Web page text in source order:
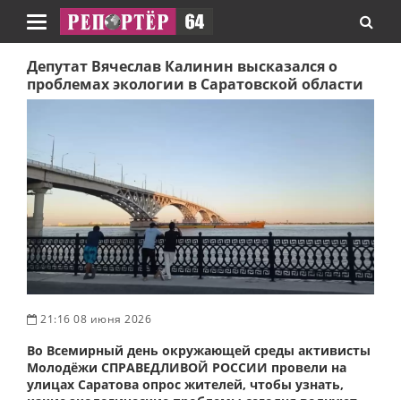
Навигация
Депутат Вячеслав Калинин высказался о
проблемах экологии в Саратовской области
21:16 08 июня 2026
Во Всемирный день окружающей среды активисты
Молодёжи СПРАВЕДЛИВОЙ РОССИИ провели на
улицах Саратова опрос жителей, чтобы узнать,